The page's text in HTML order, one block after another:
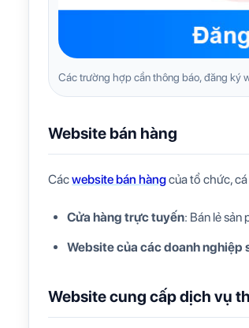
Các trường hợp cần thông báo, đăng ký
Website bán hàng
Cácwebsite bán hàngcủa tổ chức,
Cửa hàng trực tuyến: Bán lẻ
Website của các doanh nghiệp
Website cung cấp dịch vụ